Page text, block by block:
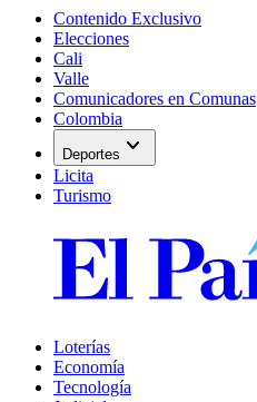
Contenido Exclusivo
Elecciones
Cali
Valle
Comunicadores en Comunas
Colombia
Deportes expand_more
Licita
Turismo
Loterías
Economía
Tecnología